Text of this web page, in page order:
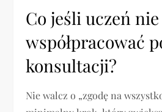
Co jeśli uczeń
współpracować
konsultacji?
Nie walcz o „zgodę na